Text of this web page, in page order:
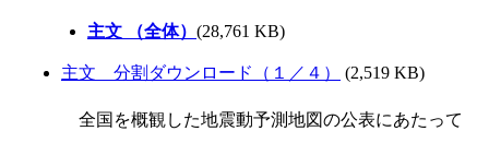
主文 （全体） (28,761 KB)
主文 分割ダウンロード（１／４） (2,519 KB)
全国を概観した地震動予測地図の公表にあたって